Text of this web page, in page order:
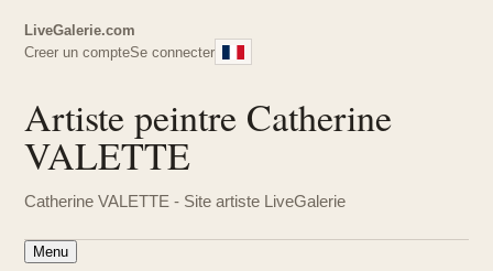
LiveGalerie.com
Creer un compteSe connecter
Artiste peintre Catherine
VALETTE
Catherine VALETTE - Site artiste LiveGalerie
Menu